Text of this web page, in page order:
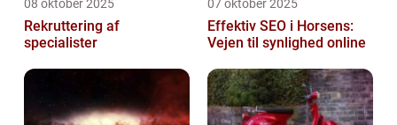
08 oktober 2025
Rekruttering af
specialister
07 oktober 2025
Effektiv SEO i Horsens:
Vejen til synlighed online